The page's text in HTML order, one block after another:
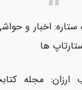
ستاره: اخبار و
ها
ارزان: مجله